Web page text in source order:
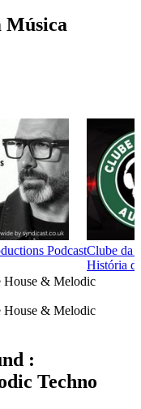
Música
PodcastClube da
História
House & Melodic
House & Melodic
:
Techno